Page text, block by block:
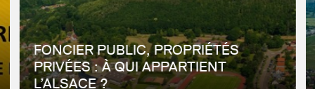
FONCIER PUBLIC, PROPRIÉTÉS
PRIVÉES : À QUI APPARTIENT
L’ALSACE ?